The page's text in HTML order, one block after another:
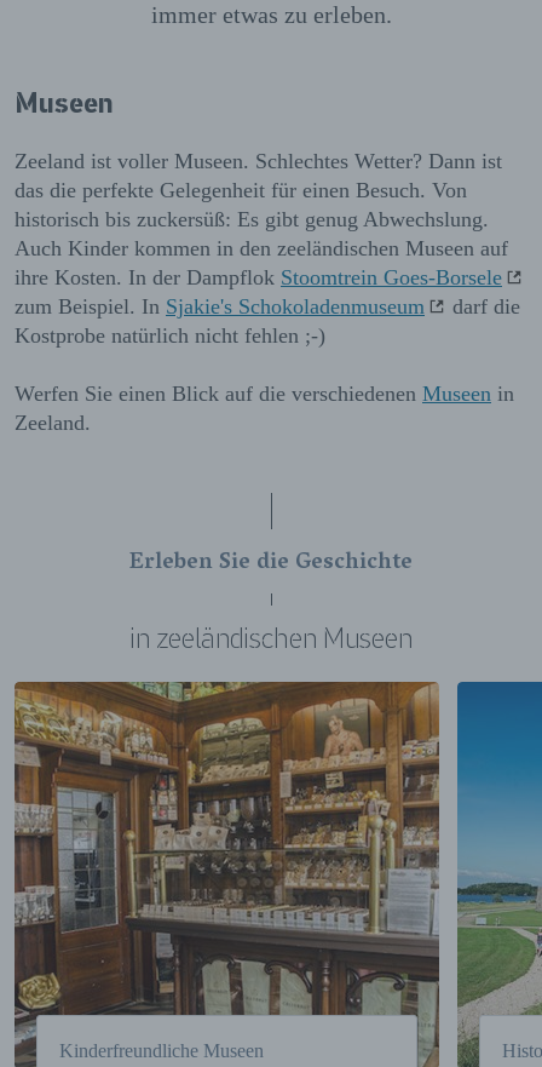
immer etwas zu erleben.
Museen
Zeeland ist voller Museen. Schlechtes Wetter? Dann ist
das die perfekte Gelegenheit für einen Besuch. Von
historisch bis zuckersüß: Es gibt genug Abwechslung.
Auch Kinder kommen in den zeeländischen Museen auf
ihre Kosten. In der Dampflok Stoomtrein Goes-Borsele
zum Beispiel. In Sjakie's Schokoladenmuseum
darf die
Kostprobe natürlich nicht fehlen ;-)
Werfen Sie einen Blick auf die verschiedenen Museen in
Zeeland.
Erleben Sie die Geschichte
in zeeländischen Museen
Kinderfreundliche Museen